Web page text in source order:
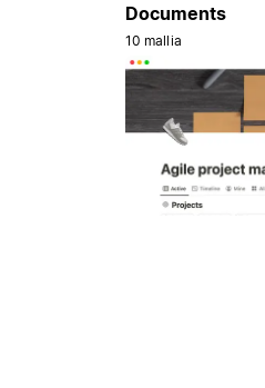
Documents
10 mallia